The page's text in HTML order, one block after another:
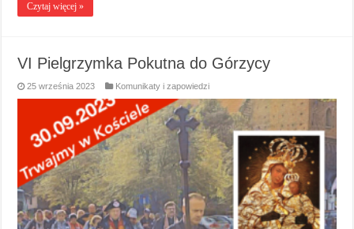
Czytaj więcej »
VI Pielgrzymka Pokutna do Górzycy
25 września 2023 Komunikaty i zapowiedzi